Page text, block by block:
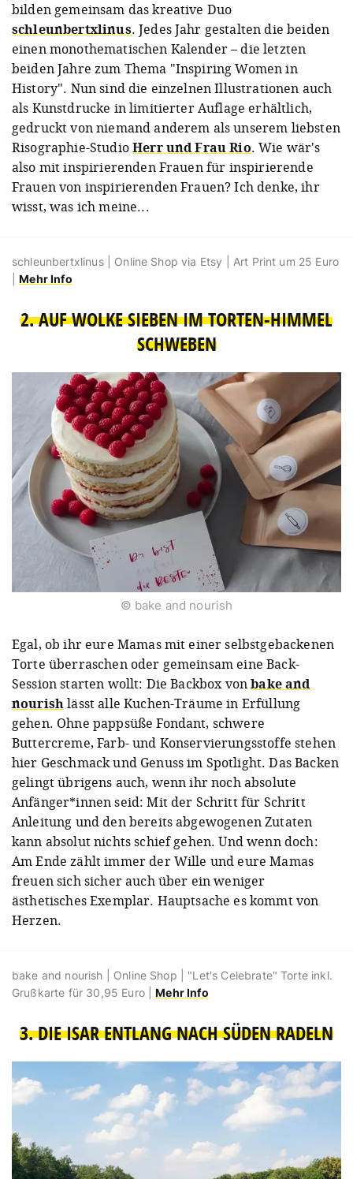
bilden gemeinsam das kreative Duo
schleunbertxlinus. Jedes Jahr gestalten die beiden
einen monothematischen Kalender – die letzten
beiden Jahre zum Thema "Inspiring Women in
History". Nun sind die einzelnen Illustrationen auch
als Kunstdrucke in limitierter Auflage erhältlich,
gedruckt von niemand anderem als unserem liebsten
Risographie-StudioHerr und Frau Rio. Wie wär's
also mit inspirierenden Frauen für inspirierende
Frauen von inspirierenden Frauen? Ich denke, ihr
wisst, was ich meine...
schleunbertxlinus | Online Shop via Etsy | Art Print um 25 Euro
Mehr Info
2. AUF WOLKE SIEBEN IM TORTEN-HIMMEL
SCHWEBEN
© bake and nourish
Egal, ob ihr eure Mamas mit einer selbstgebackenen
Torte überraschen oder gemeinsam eine Back-
Session starten wollt: Die Backbox vonbake and
nourishlässt alle Kuchen-Träume in Erfüllung
gehen. Ohne pappsüße Fondant, schwere
Buttercreme, Farb- und Konservierungsstoffe stehen
hier Geschmack und Genuss im Spotlight. Das Backen
gelingt übrigens auch, wenn ihr noch absolute
Anfänger*innen seid: Mit der Schritt für Schritt
Anleitung und den bereits abgewogenen Zutaten
kann absolut nichts schief gehen. Und wenn doch:
Am Ende zählt immer der Wille und eure Mamas
freuen sich sicher auch über ein weniger
ästhetisches Exemplar. Hauptsache es kommt von
Herzen.
bake and nourish | Online Shop | "Let's Celebrate" Torte inkl.
Grußkarte für 30,95 Euro |Mehr Info
3. DIE ISAR ENTLANG NACH SÜDEN RADELN